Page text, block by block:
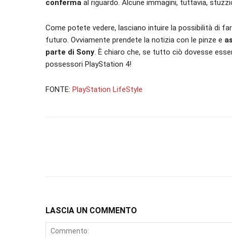
conferma al riguardo. Alcune immagini, tuttavia,
Come potete vedere, lasciano intuire la possibilità di
futuro. Ovviamente prendete la notizia con le pinze e
parte di Sony. È chiaro che, se tutto ciò dovesse
possessori PlayStation 4!
FONTE: PlayStation LifeStyle
LASCIA UN COMMENTO